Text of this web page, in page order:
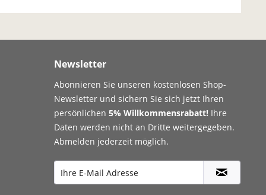
Newsletter
Abonnieren Sie unseren kostenlosen Shop-
Newsletter und sichern Sie sich jetzt Ihren
persönlichen 5% Willkommensrabatt! Ihre
Daten werden nicht an Dritte weitergegeben.
Abmelden jederzeit möglich.